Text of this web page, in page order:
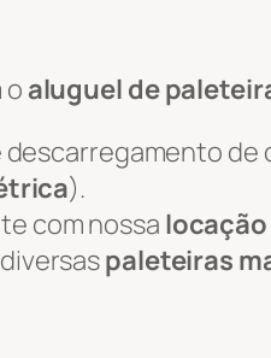
oaluguel de
).
com nossa
paleteiras